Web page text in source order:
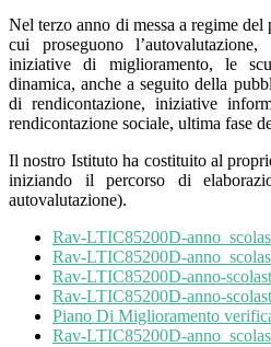
Nel terzo anno di messa a regime
cui proseguono
iniziative di miglioramento, le
dinamica, anche a seguito della
di rendicontazione, iniziative
rendicontazione sociale, ultima fase
Il nostro Istituto ha costituito al
iniziando il percorso di
autovalutazione).
Rav-LTIC85200D-
Rav-LTIC85200D-
Rav-LTIC85200D-anno-
Rav-LTIC85200D-anno-
Piano Di Miglioramento
Rav-LTIC85200D-